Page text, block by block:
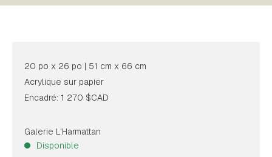
20 po x 26 po | 51 cm x 66 cm
Acrylique sur papier
Encadré: 1 270 $CAD
Galerie L'Harmattan
Disponible